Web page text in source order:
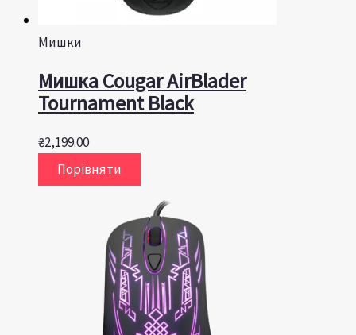
Мишки
Мишка Cougar AirBlader
Tournament Black
₴2,199.00
Порівняти